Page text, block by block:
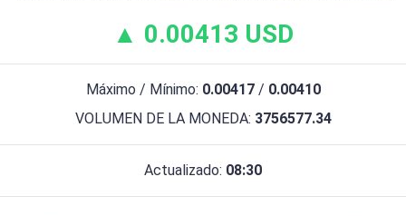
▲ 0.00413 USD
Máximo / Mínimo: 0.00417/ 0.00410
VOLUMEN DE LA MONEDA: 3756577.34
Actualizado: 08:30